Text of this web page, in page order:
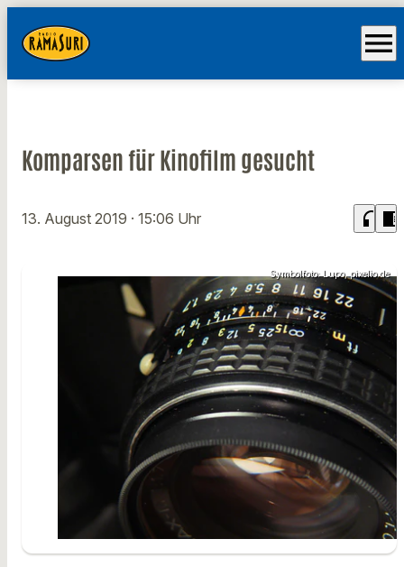
menu
Komparsen für Kinofilm gesucht
13. August 2019 · 15:06 Uhr headphones chrome_reader_mode
Symbolfoto: Lupo, pixelio.de